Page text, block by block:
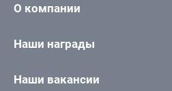
О компании
Наши награды
Наши вакансии